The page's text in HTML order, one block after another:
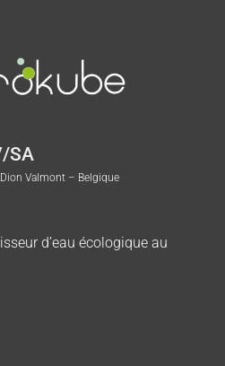
SA
Valmont – Belgique
d’eau écologique au